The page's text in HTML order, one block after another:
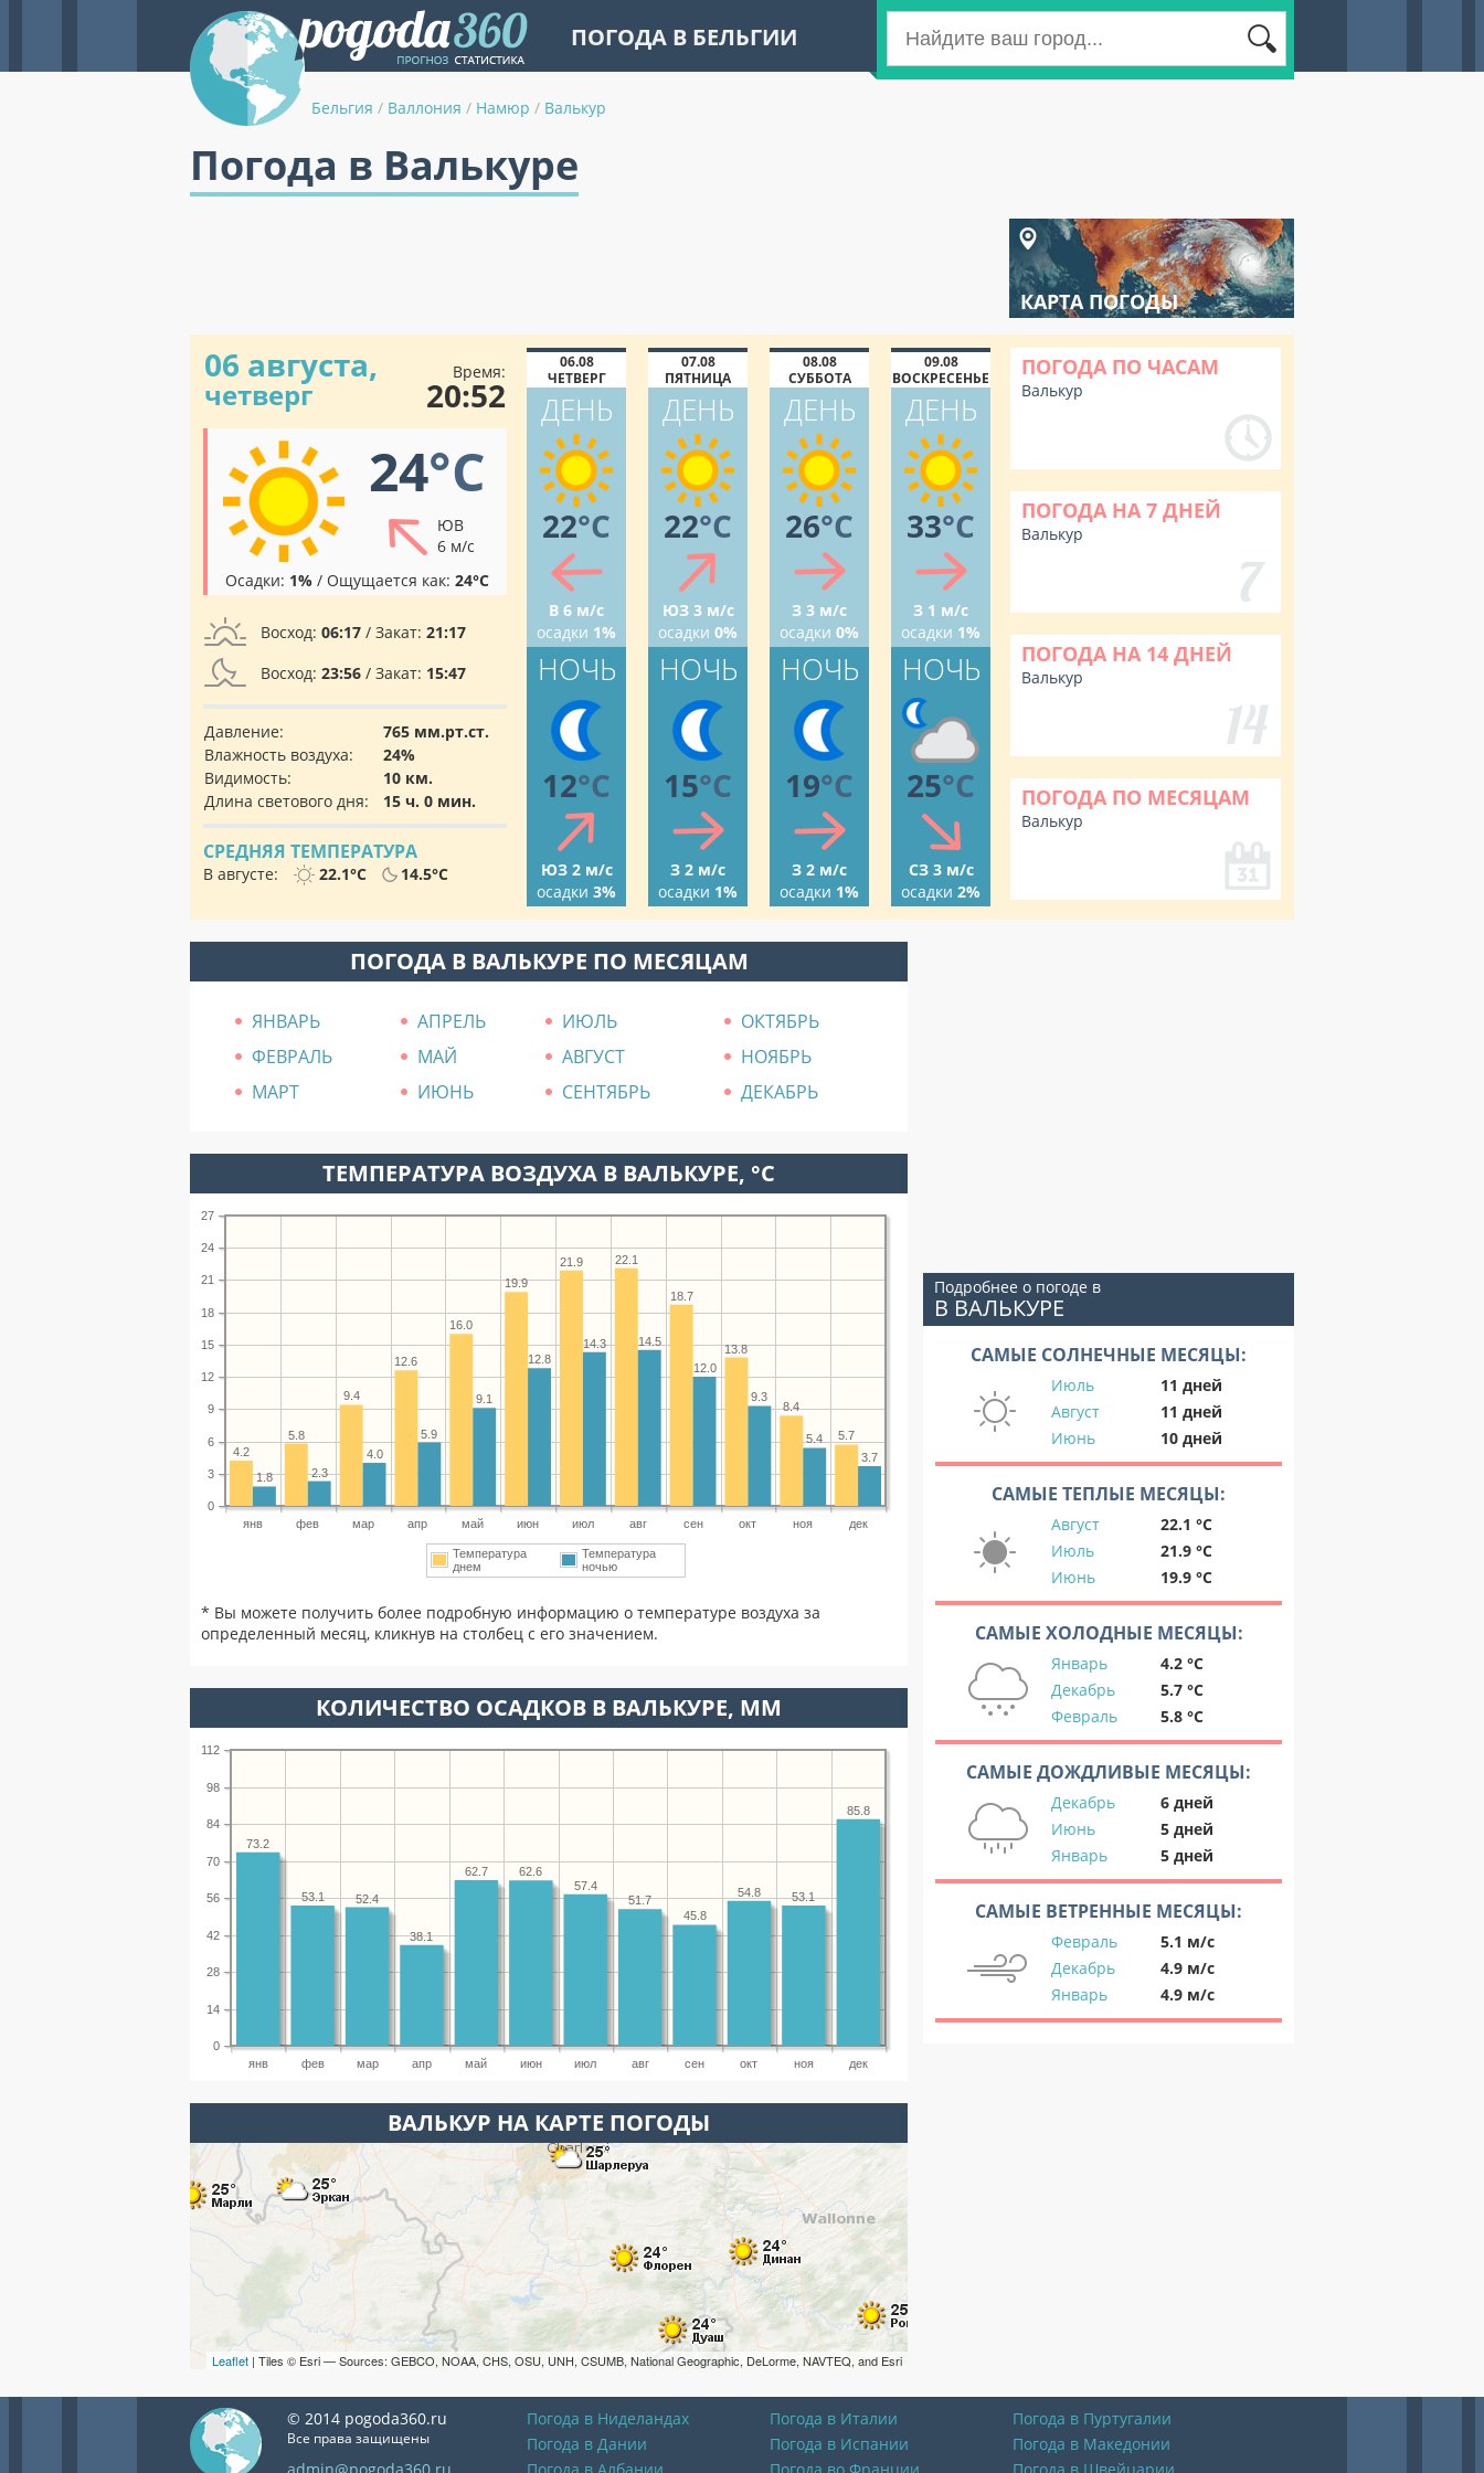
ПОГОДА В БЕЛЬГИИ
Бельгия / Валлония / Намюр / Валькур
Погода в Валькуре
КАРТА ПОГОДЫ
06 августа,
четверг
Время:
20:52
24°C
ЮВ
6 м/с
Осадки: 1% / Ощущается как: 24°C
Восход: 06:17 / Закат: 21:17
Восход: 23:56 / Закат: 15:47
Давление:
765 мм.рт.ст.
Влажность воздуха:
24%
Видимость:
10 км.
Длина светового дня:
15 ч. 0 мин.
СРЕДНЯЯ ТЕМПЕРАТУРА
В августе: 22.1°C 14.5°C
06.08
ЧЕТВЕРГ
ДЕНЬ
22°C
В 6 м/с
осадки 1%
НОЧЬ
12°C
ЮЗ 2 м/с
осадки 3%
07.08
ПЯТНИЦА
ДЕНЬ
22°C
ЮЗ 3 м/с
осадки 0%
НОЧЬ
15°C
З 2 м/с
осадки 1%
08.08
СУББОТА
ДЕНЬ
26°C
З 3 м/с
осадки 0%
НОЧЬ
19°C
З 2 м/с
осадки 1%
09.08
ВОСКРЕСЕНЬЕ
ДЕНЬ
33°C
З 1 м/с
осадки 1%
НОЧЬ
25°C
СЗ 3 м/с
осадки 2%
ПОГОДА ПО ЧАСАМ
Валькур
ПОГОДА НА 7 ДНЕЙ
Валькур
ПОГОДА НА 14 ДНЕЙ
Валькур
ПОГОДА ПО МЕСЯЦАМ
Валькур
ПОГОДА В ВАЛЬКУРЕ ПО МЕСЯЦАМ
ЯНВАРЬ АПРЕЛЬ ИЮЛЬ
ОКТЯБРЬ
ФЕВРАЛЬ
МАЙ АВГУСТ
НОЯБРЬ
МАРТ
ИЮНЬ СЕНТЯБРЬ ДЕКАБРЬ
ТЕМПЕРАТУРА ВОЗДУХА В ВАЛЬКУРЕ, °C
янв фев мар апр май июн июл авг сен окт ноя дек
0
3
6
9
12
15
18
21
24
27
5.7
8.4
13.8
18.7
22.1
21.9
19.9
16.0
12.6
9.4
5.8
4.2
3.7
5.4
9.3
12.0
14.5
14.3
12.8
9.1
5.9
4.0
2.3
1.8
Температура
днем
Температура
ночью
* Вы можете получить более подробную информацию о температуре воздуха за
определенный месяц, кликнув на столбец с его значением.
КОЛИЧЕСТВО ОСАДКОВ В ВАЛЬКУРЕ, ММ
янв фев мар апр май июн июл авг сен окт ноя дек
0
14
28
42
56
70
84
98
112
85.8
53.1
54.8
45.8
51.7
57.4
62.6
62.7
38.1
52.4
53.1
73.2
ВАЛЬКУР НА КАРТЕ ПОГОДЫ
Leaflet | Tiles © Esri — Sources: GEBCO, NOAA, CHS, OSU, UNH, CSUMB, National Geographic, DeLorme, NAVTEQ, and Esri
Подробнее о погоде в
В ВАЛЬКУРЕ
САМЫЕ СОЛНЕЧНЫЕ МЕСЯЦЫ:
Июль
11 дней
Август
11 дней
Июнь
10 дней
САМЫЕ ТЕПЛЫЕ МЕСЯЦЫ:
Август
22.1 °C
Июль
21.9 °C
Июнь
19.9 °C
САМЫЕ ХОЛОДНЫЕ МЕСЯЦЫ:
Январь
4.2 °C
Декабрь
5.7 °C
Февраль
5.8 °C
САМЫЕ ДОЖДЛИВЫЕ МЕСЯЦЫ:
Декабрь
6 дней
Июнь
5 дней
Январь
5 дней
САМЫЕ ВЕТРЕННЫЕ МЕСЯЦЫ:
Февраль
5.1 м/с
Декабрь
4.9 м/с
Январь
4.9 м/с
© 2014 pogoda360.ru
Все права защищены
Погода в Ниделандах Погода в Италии
Погода в Пуртугалии
Погода в Дании
Погода в Испании
Погода в Македонии